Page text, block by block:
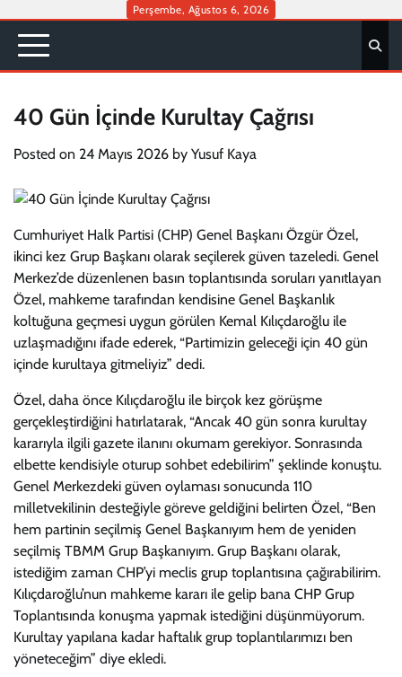
content
Perşembe, Ağustos 6, 2026
40 Gün İçinde Kurultay Çağrısı
Posted on 24 Mayıs 2026 by Yusuf Kaya
Cumhuriyet Halk Partisi (CHP) Genel Başkanı Özgür Özel,
ikinci kez Grup Başkanı olarak seçilerek güven tazeledi. Genel
Merkez’de düzenlenen basın toplantısında soruları yanıtlayan
Özel, mahkeme tarafından kendisine Genel Başkanlık
koltuğuna geçmesi uygun görülen Kemal Kılıçdaroğlu ile
uzlaşmadığını ifade ederek, “Partimizin geleceği için 40 gün
içinde kurultaya gitmeliyiz” dedi.
Özel, daha önce Kılıçdaroğlu ile birçok kez görüşme
gerçekleştirdiğini hatırlatarak, “Ancak 40 gün sonra kurultay
kararıyla ilgili gazete ilanını okumam gerekiyor. Sonrasında
elbette kendisiyle oturup sohbet edebilirim” şeklinde konuştu.
Genel Merkezdeki güven oylaması sonucunda 110
milletvekilinin desteğiyle göreve geldiğini belirten Özel, “Ben
hem partinin seçilmiş Genel Başkanıyım hem de yeniden
seçilmiş TBMM Grup Başkanıyım. Grup Başkanı olarak,
istediğim zaman CHP’yi meclis grup toplantısına çağırabilirim.
Kılıçdaroğlu’nun mahkeme kararı ile gelip bana CHP Grup
Toplantısında konuşma yapmak istediğini düşünmüyorum.
Kurultay yapılana kadar haftalık grup toplantılarımızı ben
yöneteceğim” diye ekledi.